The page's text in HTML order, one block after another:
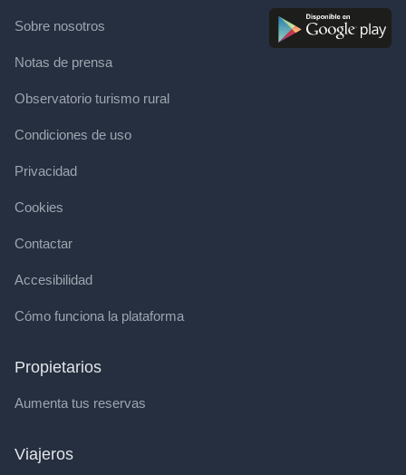
Sobre nosotros
Notas de prensa
Observatorio turismo rural
Condiciones de uso
Privacidad
Cookies
Contactar
Accesibilidad
Cómo funciona la plataforma
Propietarios
Aumenta tus reservas
Viajeros